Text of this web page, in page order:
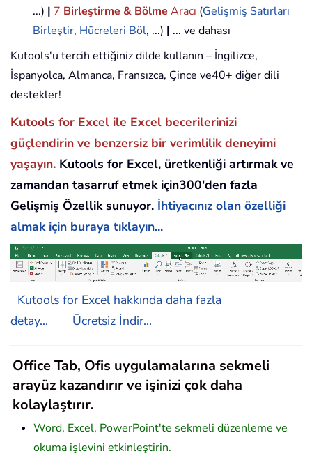
...) | 7 Birleştirme & Bölme Aracı (Gelişmiş Satırları
Birleştir, Hücreleri Böl, ...) | ... ve dahası
Kutools'u tercih ettiğiniz dilde kullanın – İngilizce,
İspanyolca, Almanca, Fransızca, Çince ve40+ diğer dili
destekler!
Kutools for Excel ile Excel becerilerinizi
güçlendirin ve benzersiz bir verimlilik deneyimi
yaşayın. Kutools for Excel, üretkenliği artırmak ve
zamandan tasarruf etmek için300'den fazla
Gelişmiş Özellik sunuyor. İhtiyacınız olan özelliği
almak için buraya tıklayın...
Kutools for Excel hakkında daha fazla
detay...
Ücretsiz İndir...
Office Tab, Ofis uygulamalarına sekmeli
arayüz kazandırır ve işinizi çok daha
kolaylaştırır.
Word, Excel, PowerPoint'te sekmeli düzenleme ve
okuma işlevini etkinleştirin.